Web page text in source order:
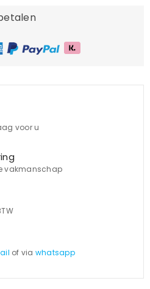
voor u
vakmanschap
of via whatsapp